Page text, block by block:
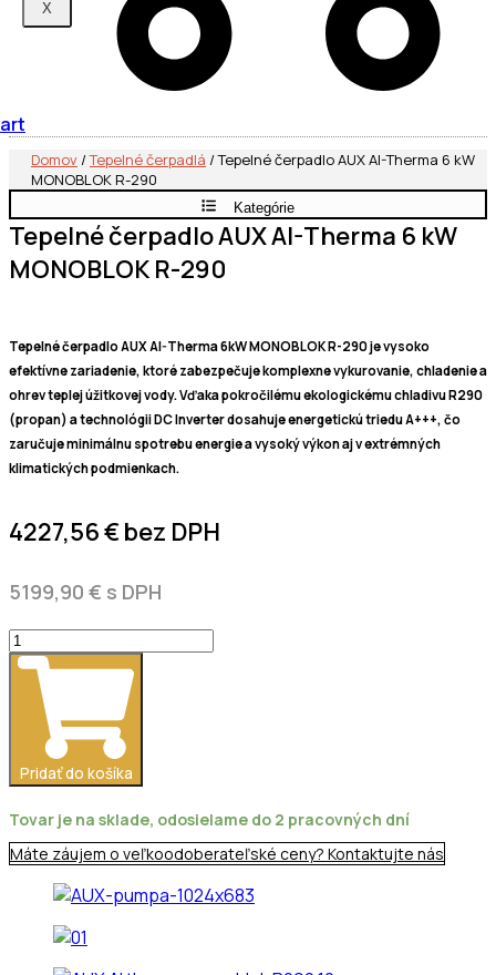
X
Domov /Tepelné čerpadlá / Tepelné čerpadlo AUX AI-Therma 6 kW
MONOBLOK R-290
Kategórie
Tepelné čerpadlo AUX AI-Therma 6 kW
MONOBLOK R-290
Tepelné čerpadlo AUX AI-Therma 6kW MONOBLOK R-290 je vysoko
efektívne zariadenie, ktoré zabezpečuje komplexne vykurovanie, chladenie a
ohrev teplej úžitkovej vody. Vďaka pokročilému ekologickému chladivu R290
(propan) a technológii DC Inverter dosahuje energetickú triedu A+++, čo
zaručuje minimálnu spotrebu energie a vysoký výkon aj v extrémných
klimatických podmienkach.
4227,56€bez DPH
5199,90 € s DPH
množstvo
Tepelné
čerpadlo
Therma
6
kW
MONOBLOK
R-
Pridať do košíka
Tovar je na sklade, odosielame do 2 pracovných dní
Máte záujem o veľkoodoberateľské ceny? Kontaktujte nás